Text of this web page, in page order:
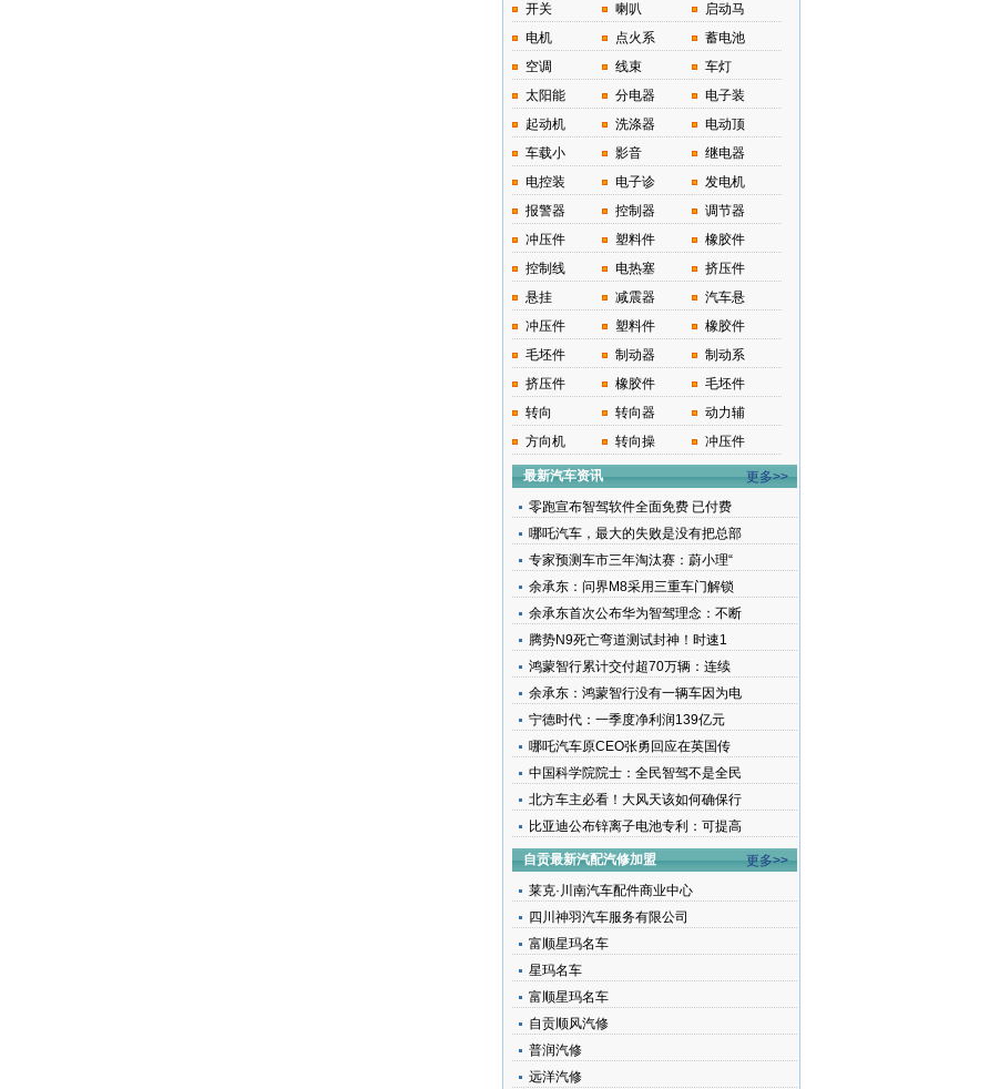
开关
喇叭
启动马
电机
点火系
蓄电池
空调
线束
车灯
太阳能
分电器
电子装
起动机
洗涤器
电动顶
车载小
影音
继电器
电控装
电子诊
发电机
报警器
控制器
调节器
冲压件
塑料件
橡胶件
控制线
电热塞
挤压件
悬挂
减震器
汽车悬
冲压件
塑料件
橡胶件
毛坯件
制动器
制动系
挤压件
橡胶件
毛坯件
转向
转向器
动力辅
方向机
转向操 冲压件
最新汽车资讯
更多>>
零跑宣布智驾软件全面免费 已付费
哪吒汽车，最大的失败是没有把总部
专家预测车市三年淘汰赛：蔚小理“
余承东：问界M8采用三重车门解锁
余承东首次公布华为智驾理念：不断
腾势N9死亡弯道测试封神！时速1
鸿蒙智行累计交付超70万辆：连续
余承东：鸿蒙智行没有一辆车因为电
宁德时代：一季度净利润139亿元
哪吒汽车原CEO张勇回应在英国传
中国科学院院士：全民智驾不是全民
北方车主必看！大风天该如何确保行
比亚迪公布锌离子电池专利：可提高
自贡最新汽配汽修加盟
更多>>
莱克·川南汽车配件商业中心
四川神羽汽车服务有限公司
富顺星玛名车
星玛名车
富顺星玛名车
自贡顺风汽修
普润汽修
远洋汽修